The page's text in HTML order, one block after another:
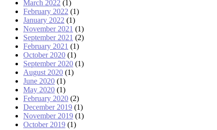
March 2022 (1)
February 2022 (1)
January 2022 (1)
November 2021 (1)
September 2021 (2)
February 2021 (1)
October 2020 (1)
September 2020 (1)
August 2020 (1)
June 2020 (1)
May 2020 (1)
February 2020 (2)
December 2019 (1)
November 2019 (1)
October 2019 (1)